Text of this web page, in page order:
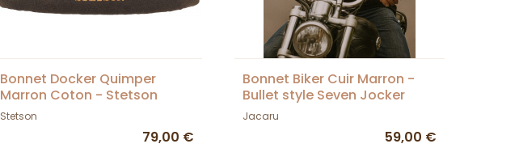
Bonnet Docker Quimper
Marron Coton - Stetson
Stetson
79,00 €
Bonnet Biker Cuir Marron -
Bullet style Seven Jocker
Jacaru
59,00 €